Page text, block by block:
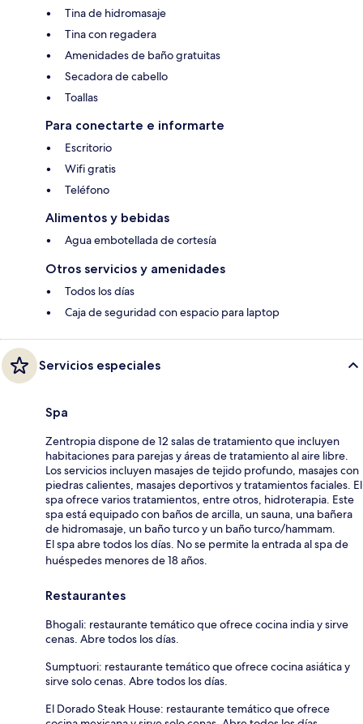
Tina de hidromasaje
Tina con regadera
Amenidades de baño gratuitas
Secadora de cabello
Toallas
Para conectarte e informarte
Escritorio
Wifi gratis
Teléfono
Alimentos y bebidas
Agua embotellada de cortesía
Otros servicios y amenidades
Todos los días
Caja de seguridad con espacio para laptop
Servicios especiales
Spa
Zentropia dispone de 12 salas de tratamiento que incluyen
habitaciones para parejas y áreas de tratamiento al aire libre.
Los servicios incluyen masajes de tejido profundo, masajes con
piedras calientes, masajes deportivos y tratamientos faciales. El
spa ofrece varios tratamientos, entre otros, hidroterapia. Este
spa está equipado con baños de arcilla, un sauna, una bañera
de hidromasaje, un baño turco y un baño turco/hammam.
El spa abre todos los días. No se permite la entrada al spa de
huéspedes menores de 18 años.
Restaurantes
Bhogali: restaurante temático que ofrece cocina india y sirve
cenas. Abre todos los días.
Sumptuori: restaurante temático que ofrece cocina asiática y
sirve solo cenas. Abre todos los días.
El Dorado Steak House: restaurante temático que ofrece